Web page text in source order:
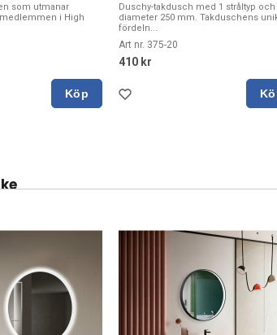
som utmanar
i High
Köp
Duschy-takdusch med 1 stråltyp och
diameter 250 mm. Takduschens
fördeln...
Art nr. 375-20
410 kr